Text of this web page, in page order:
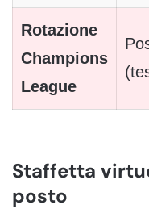
Rotazione
Champions
League
Staffetta
posto